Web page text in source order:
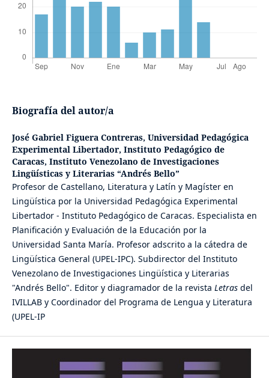
Biografía del autor/a
José Gabriel Figuera Contreras, Universidad Pedagógica
Experimental Libertador, Instituto Pedagógico de
Caracas, Instituto Venezolano de Investigaciones
Lingüísticas y Literarias “Andrés Bello”
Profesor de Castellano, Literatura y Latín y Magíster en
Lingüística por la Universidad Pedagógica Experimental
Libertador - Instituto Pedagógico de Caracas. Especialista en
Planificación y Evaluación de la Educación por la
Universidad Santa María. Profesor adscrito a la cátedra de
Lingüística General (UPEL-IPC). Subdirector del Instituto
Venezolano de Investigaciones Lingüística y Literarias
"Andrés Bello". Editor y diagramador de la revista Letrasdel
IVILLAB y Coordinador del Programa de Lengua y Literatura
(UPEL-IP